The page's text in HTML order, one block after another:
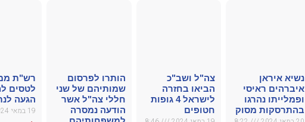
נשיא איראן
איברהים ראיסי
ופמלייתו נהרגו
בהתרסקות מסוק
צה"ל ושב"כ
הביאו בחזרה
לישראל 4 גופות
חטופים
הותרו לפרסום
שמותיהם של שני
חללי צה"ל אשר
הודעה נמסרה
רש"ת
לטסים
הגעה
19 במאי 2024